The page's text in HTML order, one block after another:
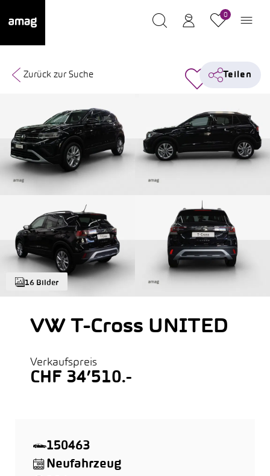
0
16 Bilder
Zurück zur Suche Teilen
VW T-Cross UNITED
Verkaufspreis
CHF 34’510.-
150463
Neufahrzeug